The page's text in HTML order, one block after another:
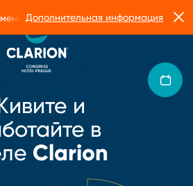
и
в
Clarion
ограничения в работе Form
Дополнительная информация